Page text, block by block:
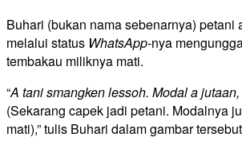
Buhari (bukan nama sebenarnya) petani
melalui status WhatsApp-nya
tembakau miliknya mati.
“A tani smangken lessoh. Modal a
(Sekarang capek jadi petani. Modalnya
mati),” tulis Buhari dalam gambar